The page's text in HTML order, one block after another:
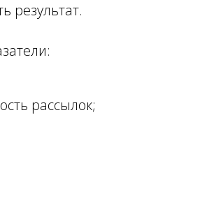
результат.
рассылок;